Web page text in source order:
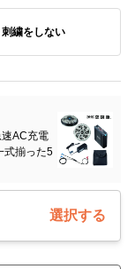
繍をしない
AC充電
式揃った5
選択する